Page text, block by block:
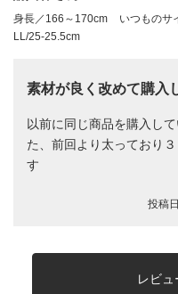
身長／166～170cm いつものサ
LL/25-25.5cm
素材が良く改めて購入
以前に同じ商品を購入し
た、前回より太っており
す
投稿
レビ